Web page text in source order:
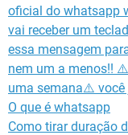
oficial do whatsapp
vai receber um
essa mensagem
nem um a menos!!
uma semana⚠️ você
O que é whatsapp
Como tirar duração